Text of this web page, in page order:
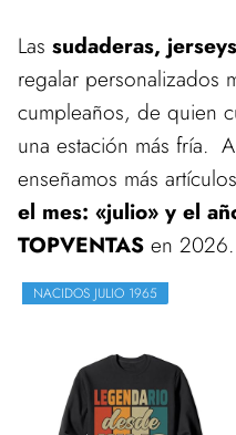
Las sudaderas,
regalar personalizados
cumpleaños, de quien
una estación más fría.
enseñamos más
el mes: «julio» y el
TOPVENTAS en 2026.
NACIDOS JULIO 1965